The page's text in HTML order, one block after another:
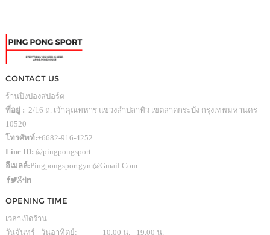
CONTACT US
ร้านปิงปองสปอร์ต
ที่อยู่ : 2/16 ถ. เจ้าคุณทหาร แขวงลำปลาทิว เขตลาดกระบัง กรุงเทพมหานคร
10520
โทรศัพท์:+6682-916-4252
Line ID: @pingpongsport
อีเมลล์:Pingpongsportgym@gmail.com
OPENING TIME
เวลาเปิดร้าน
วันจันทร์ - วันอาทิตย์: --------- 10.00 น. - 19.00 น.